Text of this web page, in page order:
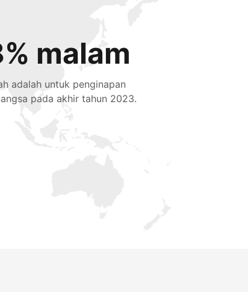
malam
adalah untuk penginapan
pada akhir tahun 2023.